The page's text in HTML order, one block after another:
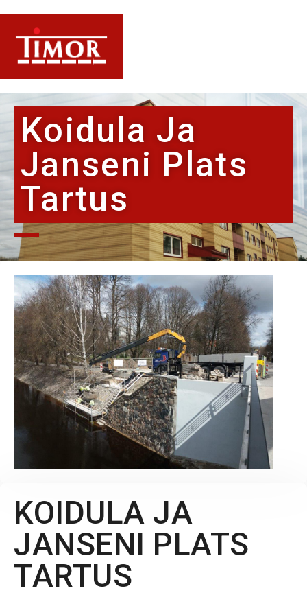
Koidula Ja
Janseni Plats
Tartus
KOIDULA JA
JANSENI PLATS
TARTUS